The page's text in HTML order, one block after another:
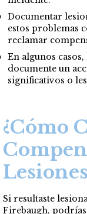
Documentar
estos problemas
reclamar
En algunos
documente un
significativos o
¿Cómo
Si resultaste
Firebaugh,